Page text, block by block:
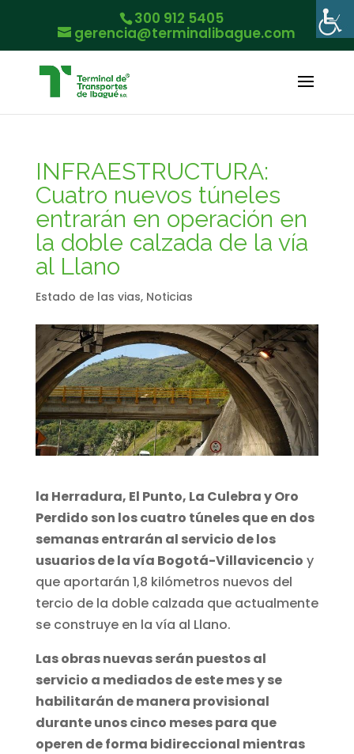
300 912 5405
gerencia@terminalibague.com
INFRAESTRUCTURA:
Cuatro nuevos túneles
entrarán en operación en
la doble calzada de la vía
al Llano
Estado de las vias, Noticias
la Herradura, El Punto, La Culebra y Oro
Perdido son los cuatro túneles que en dos
semanas entrarán al servicio de los
usuarios de la vía Bogotá-Villavicencio y
que aportarán 1,8 kilómetros nuevos del
tercio de la doble calzada que actualmente
se construye en la vía al Llano.
Las obras nuevas serán puestos al
servicio a mediados de este mes y se
habilitarán de manera provisional
durante unos cinco meses para que
operen de forma bidireccional mientras